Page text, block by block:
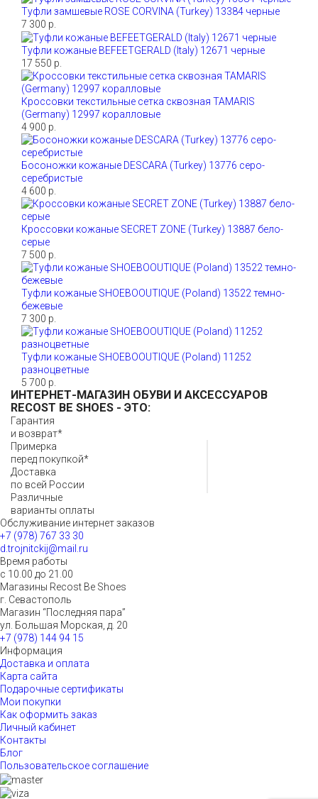
Туфли замшевые ROSE CORVINA (Turkey) 13384 черные
7 300 р.
Туфли кожаные BEFEETGERALD (Italy) 12671 черные
17 550 р.
Кроссовки текстильные сетка сквозная TAMARIS
(Germany) 12997 коралловые
4 900 р.
Босоножки кожаные DESCARA (Turkey) 13776 серо-
серебристые
4 600 р.
Кроссовки кожаные SECRET ZONE (Turkey) 13887 бело-
серые
7 500 р.
Туфли кожаные SHOEBOOUTIQUE (Poland) 13522 темно-
бежевые
7 300 р.
Туфли кожаные SHOEBOOUTIQUE (Poland) 11252
разноцветные
5 700 р.
ИНТЕРНЕТ-МАГАЗИН ОБУВИ И АКСЕССУАРОВ
RECOST BE SHOES - ЭТО:
Гарантия
и возврат*
Примерка
перед покупкой*
Доставка
по всей России
Различные
варианты оплаты
Обслуживание интернет заказов
+7 (978) 767 33 30
d.trojnitckij@mail.ru
Время работы
с 10.00 до 21.00
Магазины Recost Be Shoes
г. Севастополь
Магазин “Последняя пара”
ул. Большая Морская, д. 20
+7 (978) 144 94 15
Информация
Доставка и оплата
Карта сайта
Подарочные сертификаты
Мои покупки
Как оформить заказ
Личный кабинет
Контакты
Блог
Пользовательское соглашение